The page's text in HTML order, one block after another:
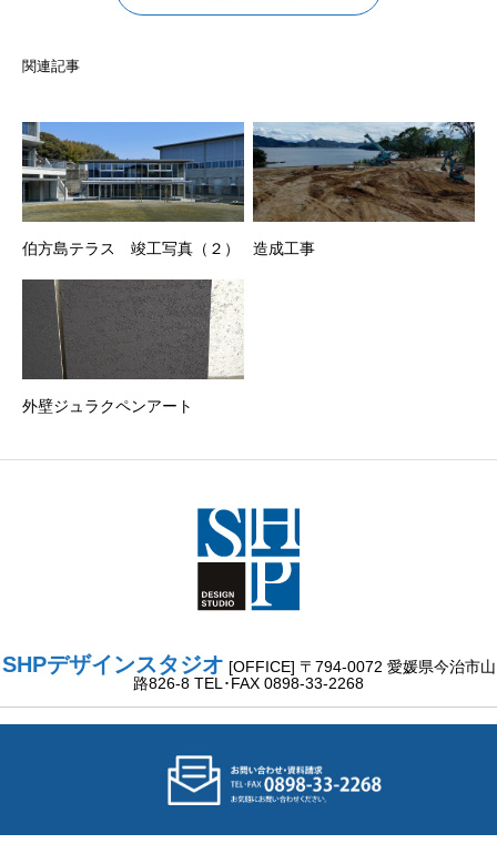
関連記事
伯方島テラス 竣工写真（２） 造成工事
外壁ジュラクペンアート
SHPデザインスタジオ [OFFICE] 〒794-0072 愛媛県今治市山
路826-8 TEL･FAX 0898-33-2268